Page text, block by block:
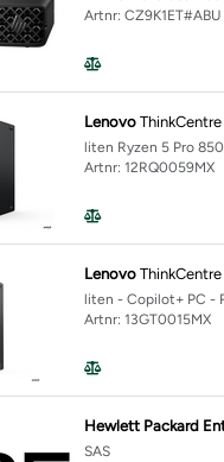
Artnr: CZ9K1ET#ABU
Lenovo
liten Ryzen 5 Pro
Artnr: 12RQ0059MX
Lenovo
liten - Copilot+ PC -
Artnr: 13GT0015MX
Hewlett Packard
SAS